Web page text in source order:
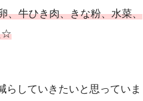
、牛ひき肉、きな粉、水菜、
☆
らしていきたいと思っていま